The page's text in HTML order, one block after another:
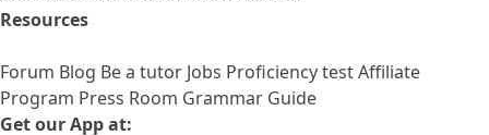
Resources
Forum Blog Be a tutor Jobs Proficiency testAffiliate
Program Press Room Grammar Guide
Get our App at: